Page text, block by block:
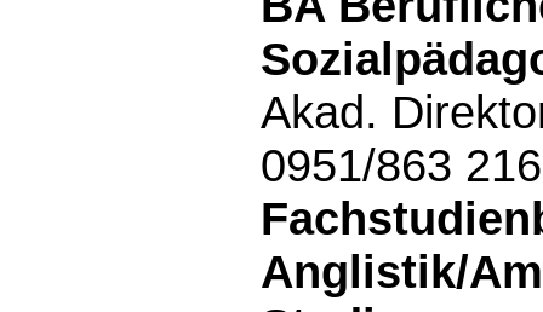
Akad.
0951/863
Anglistik/